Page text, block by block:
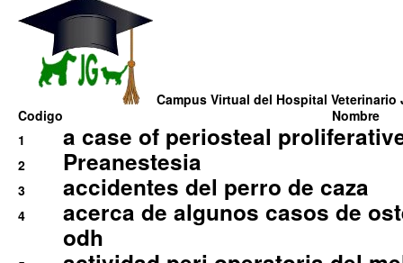
Campus Virtual del Hospital Veterinario
Codigo
Nombre
1
a case of periosteal
2 Preanestesia
3 accidentes del perro de caza
4
acerca de algunos casos de
odh